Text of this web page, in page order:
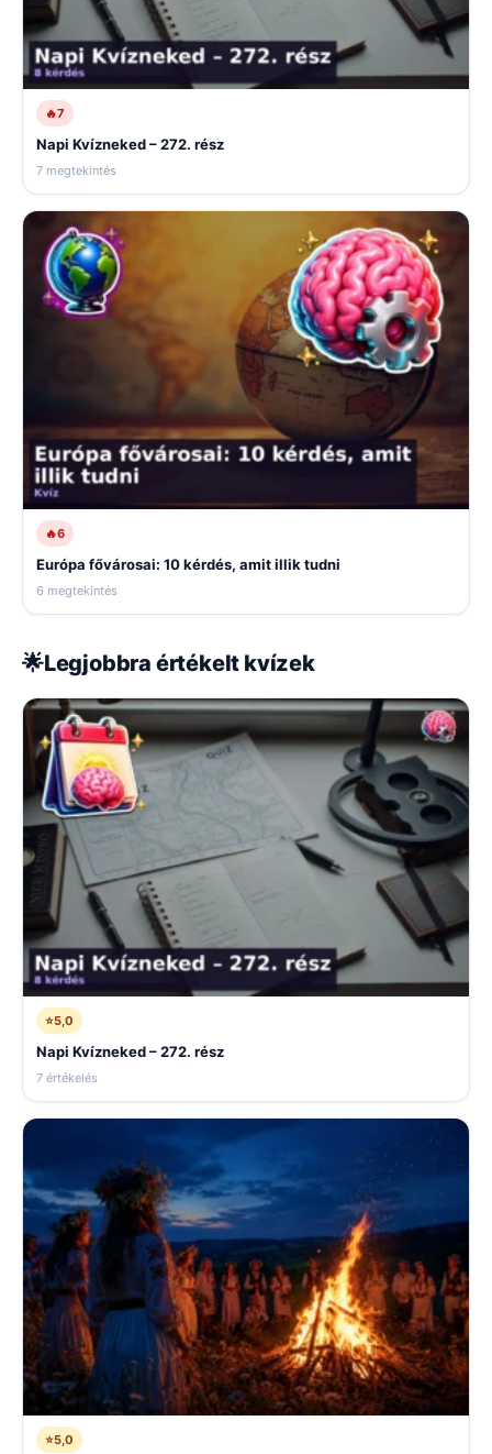
🔥7
Napi Kvízneked – 272. rész
7 megtekintés
🔥6
Európa fővárosai: 10 kérdés, amit illik tudni
6 megtekintés
🌟Legjobbra értékelt kvízek
⭐5,0
Napi Kvízneked – 272. rész
7 értékelés
⭐5,0